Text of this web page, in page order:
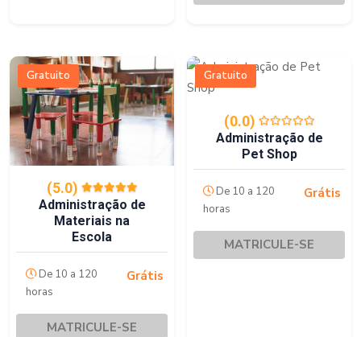
Gratuito
(5.0)
Administração de
Materiais na
Escola
De 10 a 120
horas
Grátis
MATRICULE-SE
Gratuito
(0.0)
Administração de
Pet Shop
De 10 a 120
horas
Grátis
MATRICULE-SE